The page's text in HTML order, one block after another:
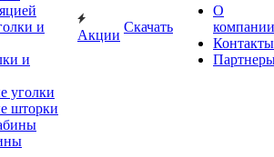
и
уголки
шторки
Акции
Скачать
О
компании
Контакты